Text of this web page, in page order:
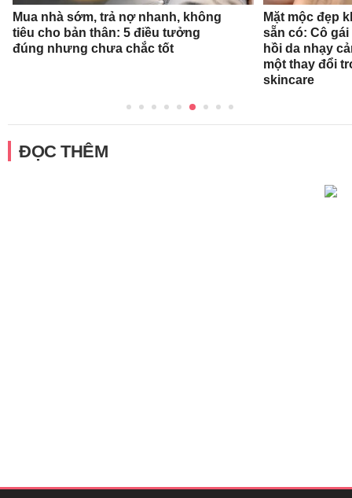
Mua nhà sớm, trả nợ nhanh, không
tiêu cho bản thân: 5 điều tưởng
đúng nhưng chưa chắc tốt
Mặt mộc đẹp
sẵn có: Cô
hồi da nhạy
một thay đổi
skincare
ĐỌC THÊM